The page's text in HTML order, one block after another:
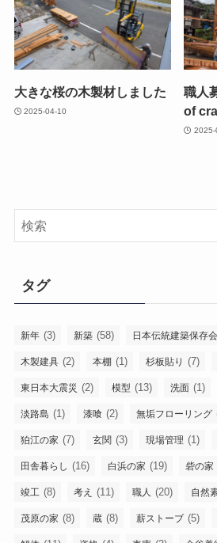
大きな桜の木製材しました
2025-04-10
職
of
2025-
タグ
新年 (3) 新築 (58) 日本伝統建築保存会
木製建具 (2) 本棚 (1) 杉板貼り (7)
東日本大震災 (2) 模型 (13) 洗面 (1)
淡路島 (1) 漆喰 (2) 無垢フローリング
狛江の家 (7) 玄関 (3) 現場管理 (1)
田舎暮らし (16) 白浜の家 (19) 砦の家
竣工 (8) 考え (11) 職人 (20) 自然
茂原の家 (8) 蔵 (8) 薪ストーブ (5)